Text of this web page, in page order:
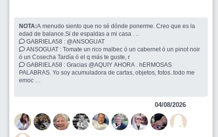
NOTA:A menudo siento que no sé dónde ponerme. Creo que es la
edad de balance.Si de espaldas a mi casa . ..
GABRIELA58 : @ANSOGUAT
ANSOGUAT : Tomate un rico malbec ó un cabernet ó un pinot noir
ó un Cosecha Tardía ó el q más te guste, r
GABRIELA58 : Gracias @AQUIY AHORA . hERMOSAS
PALABRAS. Yo soy acumuladora de cartas, objetos, fotos..todo me
emoc
04/08/2026